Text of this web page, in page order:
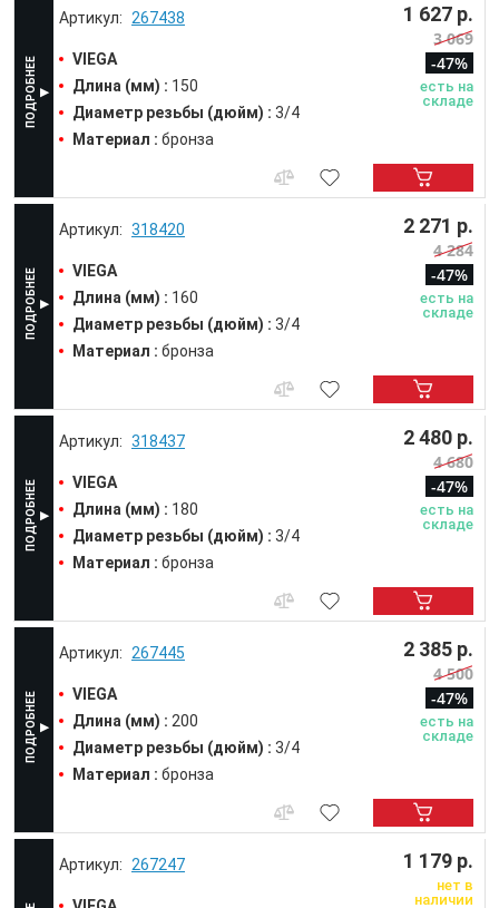
267438
VIEGA
Длина (мм) : 150
Диаметр резьбы (дюйм) : 3/4
Материал : бронза
1 627 р.
3 069
-47%
есть на
складе
318420
VIEGA
Длина (мм) : 160
Диаметр резьбы (дюйм) : 3/4
Материал : бронза
2 271 р.
4 284
-47%
есть на
складе
318437
VIEGA
Длина (мм) : 180
Диаметр резьбы (дюйм) : 3/4
Материал : бронза
2 480 р.
4 680
-47%
есть на
складе
267445
VIEGA
Длина (мм) : 200
Диаметр резьбы (дюйм) : 3/4
Материал : бронза
2 385 р.
4 500
-47%
есть на
складе
267247 1 179 р.
нет в
наличии